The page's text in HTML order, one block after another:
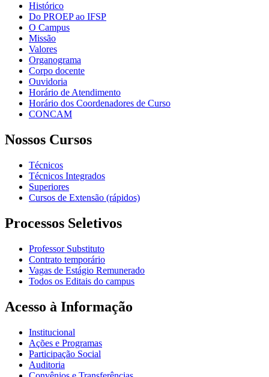
Histórico
Do PROEP ao IFSP
O Campus
Missão
Valores
Organograma
Corpo docente
Ouvidoria
Horário de Atendimento
Horário dos Coordenadores de Curso
CONCAM
Nossos Cursos
Técnicos
Técnicos Integrados
Superiores
Cursos de Extensão (rápidos)
Processos Seletivos
Professor Substituto
Contrato temporário
Vagas de Estágio Remunerado
Todos os Editais do campus
Acesso à Informação
Institucional
Ações e Programas
Participação Social
Auditoria